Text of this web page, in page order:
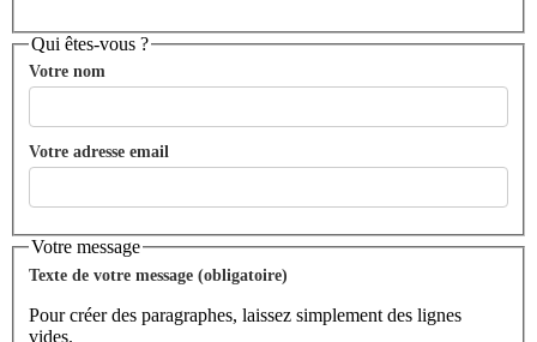
Qui êtes-vous ?
Votre nom
Votre adresse email
Votre message
Texte de votre message (obligatoire)
Pour créer des paragraphes, laissez simplement des lignes
vides.